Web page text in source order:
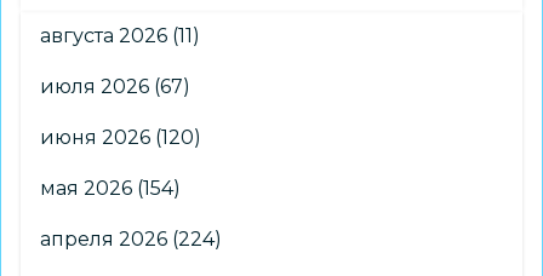
августа 2026 (11)
июля 2026 (67)
июня 2026 (120)
мая 2026 (154)
апреля 2026 (224)